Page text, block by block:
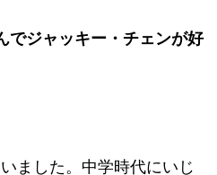
ジャッキー・チェンが好
ました。中学時代にいじ